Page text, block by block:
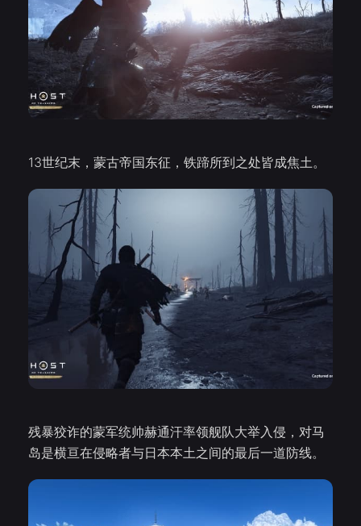
13世纪末，蒙古帝国东征，铁蹄所到之处皆成焦土。
残暴狡诈的蒙军统帅赫通汗率领舰队大举入侵，对马
岛是横亘在侵略者与日本本土之间的最后一道防线。